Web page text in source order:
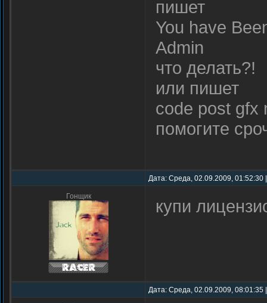
пишет
You have
Admin
что делать?!
или пишет
code post gfx
помогите
Дата: Среда, 02.09.2009,
Гонщик купи
Дата: Среда, 02.09.2009,